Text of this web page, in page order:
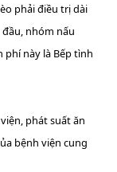
phải điều trị dài
nhóm nấu
phí này là Bếp tình
phát suất ăn
bệnh viện cung